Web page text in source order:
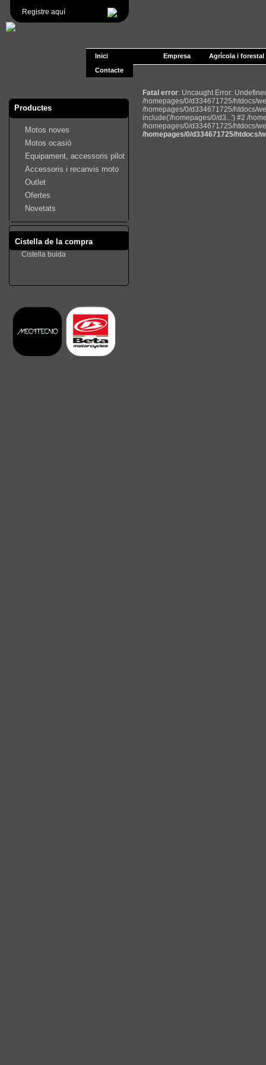
Registre aquí
Inici Empresa
Agrícola i forestal
Contacte
Productes
Motos noves
Motos ocasió
Equipament, accessoris pilot
Accessoris i recanvis moto
Outlet
Ofertes
Novetats
Cistella de la compra
Cistella buida
Fatal error: Uncaught Error:
/homepages/0/d334671725/htdocs/
/homepages/0/d334671725/htdocs/
include('/homepages/0/d3...') #2 /
/homepages/0/d334671725/htdocs/
/homepages/0/d334671725/htdocs/